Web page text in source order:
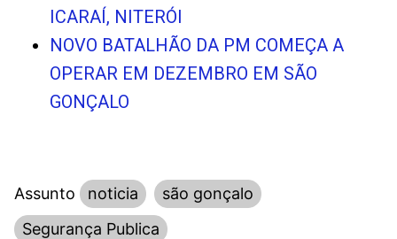
ICARAÍ, NITERÓI
NOVO BATALHÃO DA PM COMEÇA A
OPERAR EM DEZEMBRO EM SÃO
GONÇALO
Assunto noticia
são gonçalo
Segurança Publica